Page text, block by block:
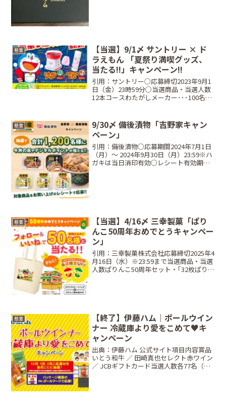
懸賞
【当選】9/1〆 サントリー × ド
ラえもん 「夏祭り満喫グッズ、
当たる!!」キャンペーン!!
引用：サントリー○応募締切2023年9月1
日（金）23時59分○当選商品・当選人数
12本コースわたがしメーカー･･･100名4
（容量300ml～680ml）※とろ...
懸賞
9/30〆 備後漬物「吉野家キャン
ペーン」
引用：備後漬物○応募期間2024年7月1日
（月）～ 2024年9月30日（月）23:59※ハ
ガキは当日消印有効○レシート有効期間
懸賞
【当選】4/16〆 三幸製菓「ぱり
んこ50周年おめでとうキャンペー
ン」
引用：三幸製菓株式会社応募締切2025年4
月16日（水）※23:59まで当選商品・当選
人数ぱりんこ50周年セット・｢32枚ぱりん
懸賞
【終了】伊藤ハム｜ポールウイン
ナー 冷蔵庫より愛をこめて♥キ
ャンペーン
出典：伊藤ハム 公式サイト項目内容賞品
いとう和牛 ／ 田崎真也セレクト赤ワイン
／ JCBギフトカード当選人数各77名（合